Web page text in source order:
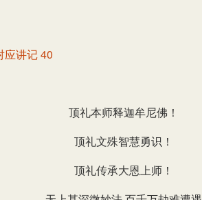
应讲记 40
顶礼本师释迦牟尼佛！
顶礼文殊智慧勇识！
顶礼传承大恩上师！